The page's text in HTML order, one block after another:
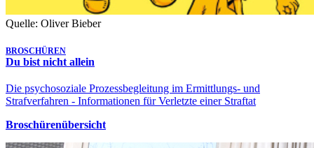
Quelle: Oliver Bieber
BROSCHÜREN
Du bist nicht allein
Die psychosoziale Prozessbegleitung im Ermittlungs- und
Strafverfahren - Informationen für Verletzte einer Straftat
Broschürenübersicht